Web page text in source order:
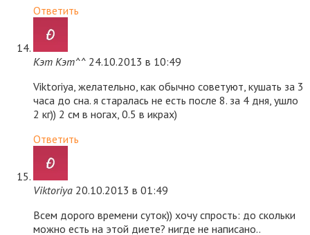
Ответить
Кэт Кэт^^ 24.10.2013 в 10:49
Viktoriya, желательно, как обычно советуют, кушать за 3
часа до сна. я старалась не есть после 8. за 4 дня, ушло
2 кг)) 2 см в ногах, 0.5 в икрах)
Ответить
Viktoriya 20.10.2013 в 01:49
Всем дорого времени суток)) хочу спрость: до скольки
можно есть на этой диете? нигде не написано..